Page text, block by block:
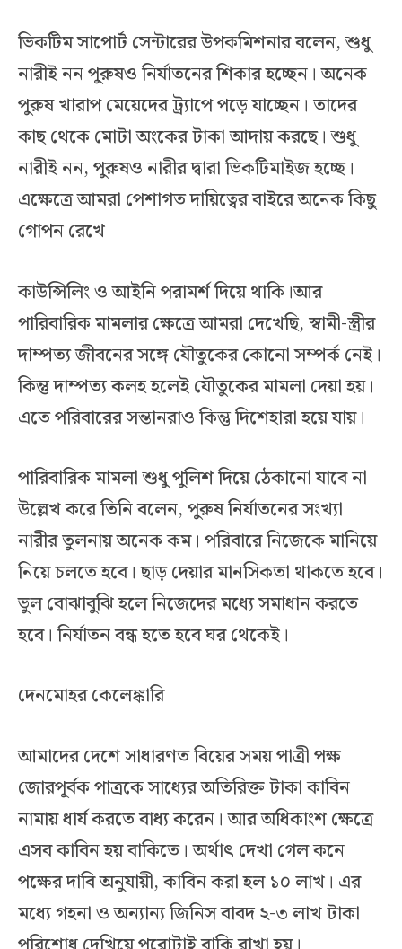
ভিকটিম সাপোর্ট সেন্টারের উপকমিশনার বলেন, শুধু
নারীই নন পুরুষও নির্যাতনের শিকার হচ্ছেন। অনেক
পুরুষ খারাপ মেয়েদের ট্র্যাপে পড়ে যাচ্ছেন। তাদের
কাছ থেকে মোটা অংকের টাকা আদায় করছে। শুধু
নারীই নন, পুরুষও নারীর দ্বারা ভিকটিমাইজ হচ্ছে।
এক্ষেত্রে আমরা পেশাগত দায়িত্বের বাইরে অনেক কিছু
গোপন রেখে
কাউন্সিলিং ও আইনি পরামর্শ দিয়ে থাকি।আর
পারিবারিক মামলার ক্ষেত্রে আমরা দেখেছি, স্বামী-স্ত্রীর
দাম্পত্য জীবনের সঙ্গে যৌতুকের কোনো সম্পর্ক নেই।
কিন্তু দাম্পত্য কলহ হলেই যৌতুকের মামলা দেয়া হয়।
এতে পরিবারের সন্তানরাও কিন্তু দিশেহারা হয়ে যায়।
পারিবারিক মামলা শুধু পুলিশ দিয়ে ঠেকানো যাবে না
উল্লেখ করে তিনি বলেন, পুরুষ নির্যাতনের সংখ্যা
নারীর তুলনায় অনেক কম। পরিবারে নিজেকে মানিয়ে
নিয়ে চলতে হবে। ছাড় দেয়ার মানসিকতা থাকতে হবে।
ভুল বোঝাবুঝি হলে নিজেদের মধ্যে সমাধান করতে
হবে। নির্যাতন বন্ধ হতে হবে ঘর থেকেই।
দেনমোহর কেলেঙ্কারি
আমাদের দেশে সাধারণত বিয়ের সময় পাত্রী পক্ষ
জোরপূর্বক পাত্রকে সাধ্যের অতিরিক্ত টাকা কাবিন
নামায় ধার্য করতে বাধ্য করেন। আর অধিকাংশ ক্ষেত্রে
এসব কাবিন হয় বাকিতে। অর্থাৎ দেখা গেল কনে
পক্ষের দাবি অনুযায়ী, কাবিন করা হল ১০ লাখ। এর
মধ্যে গহনা ও অন্যান্য জিনিস বাবদ ২-৩ লাখ টাকা